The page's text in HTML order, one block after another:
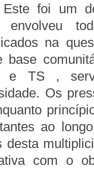
foi um
envolveu
na
base
e TS ,
Os
ao
desta
com o